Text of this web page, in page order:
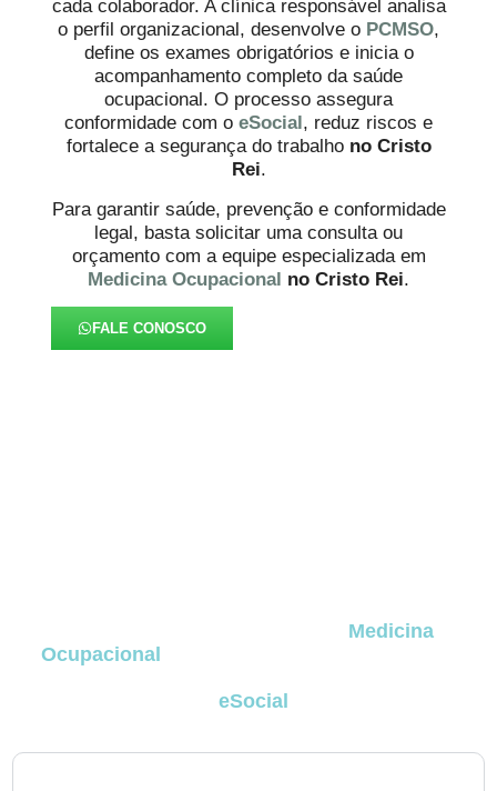
cada colaborador. A clínica responsável analisa
o perfil organizacional, desenvolve o PCMSO,
define os exames obrigatórios e inicia o
acompanhamento completo da saúde
ocupacional. O processo assegura
conformidade com o eSocial , reduz riscos e
fortalece a segurança do trabalho no Cristo
Rei.
Para garantir saúde, prevenção e conformidade
legal, basta solicitar uma consulta ou
orçamento com a equipe especializada em
Medicina Ocupacional no Cristo Rei.
FALE CONOSCO
Medicina
Ocupacional
eSocial